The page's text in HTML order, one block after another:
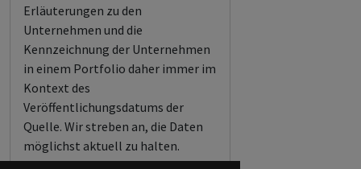
Erläuterungen zu den
Unternehmen und die
Kennzeichnung der Unternehmen
in einem Portfolio daher immer im
Kontext des
Veröffentlichungsdatums der
Quelle. Wir streben an, die Daten
möglichst aktuell zu halten.